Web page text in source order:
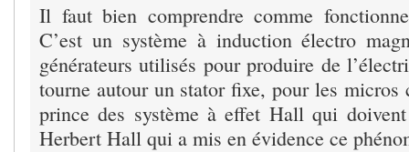
Il faut bien comprendre comme
C’est un système à induction électro
générateurs utilisés pour produire de
tourne autour un stator fixe, pour les micros
prince des système à effet Hall qui
Herbert Hall qui a mis en évidence ce